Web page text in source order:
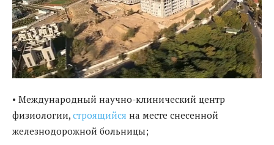
• Международный научно-клинический центр
физиологии, строящийся на месте снесенной
железнодорожной больницы;